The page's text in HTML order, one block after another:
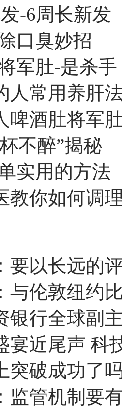
-6周长新发
口臭妙招
军肚-是杀手
人常用养肝
啤酒肚将军
不醉”揭秘
实用的方法
教你如何调
要以长远的
与伦敦纽约
银行全球副
宴近尾声 科
突破成功了
监管机制要